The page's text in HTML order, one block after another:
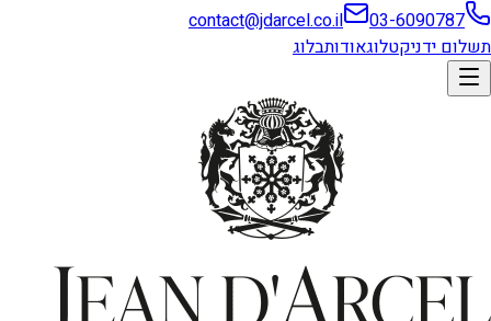
03-6090787
contact@jdarcel.co.il
תשלום ידניקטלוגאודותבלוג